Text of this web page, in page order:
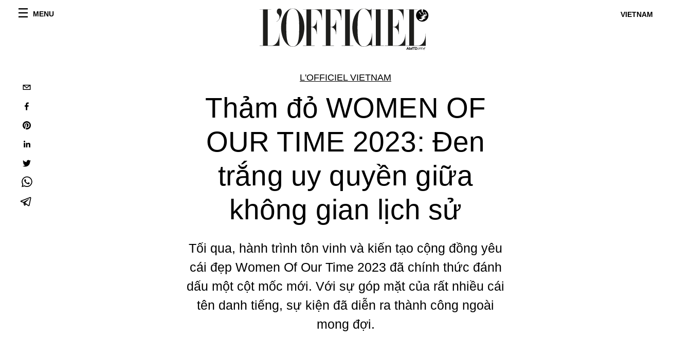
MENU VIETNAM
L'OFFICIEL VIETNAM
Thảm đỏ WOMEN OF
OUR TIME 2023: Đen
trắng uy quyền giữa
không gian lịch sử
Tối qua, hành trình tôn vinh và kiến tạo cộng đồng yêu
cái đẹp Women Of Our Time 2023 đã chính thức đánh
dấu một cột mốc mới. Với sự góp mặt của rất nhiều cái
tên danh tiếng, sự kiện đã diễn ra thành công ngoài
mong đợi.